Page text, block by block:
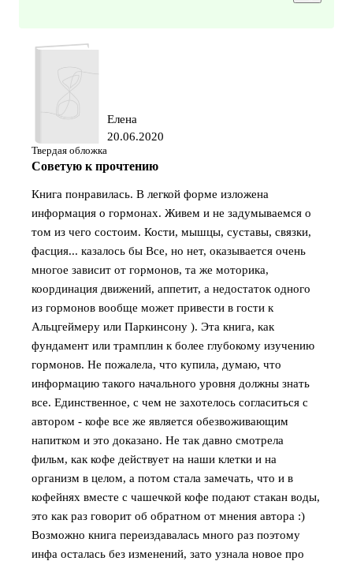
Твердая обложка
Елена
20.06.2020
Советую к прочтению
Книга понравилась. В легкой форме изложена
информация о гормонах. Живем и не задумываемся о
том из чего состоим. Кости, мышцы, суставы, связки,
фасция... казалось бы Все, но нет, оказывается очень
многое зависит от гормонов, та же моторика,
координация движений, аппетит, а недостаток одного
из гормонов вообще может привести в гости к
Альцгеймеру или Паркинсону ). Эта книга, как
фундамент или трамплин к более глубокому изучению
гормонов. Не пожалела, что купила, думаю, что
информацию такого начального уровня должны знать
все. Единственное, с чем не захотелось согласиться с
автором - кофе все же является обезвоживающим
напитком и это доказано. Не так давно смотрела
фильм, как кофе действует на наши клетки и на
организм в целом, а потом стала замечать, что и в
кофейнях вместе с чашечкой кофе подают стакан воды,
это как раз говорит об обратном от мнения автора :)
Возможно книга переиздавалась много раз поэтому
инфа осталась без изменений, зато узнала новое про